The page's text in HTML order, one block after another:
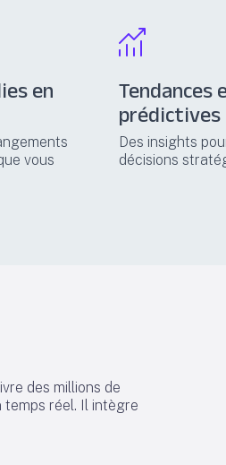
en
vous
Tendances
prédictives
Des insights
décisions
des millions de
temps réel. Il intègre